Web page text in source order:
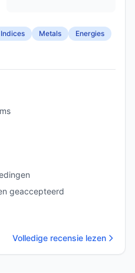
Indices Metals
Energies
geaccepteerd
Volledige recensie lezen